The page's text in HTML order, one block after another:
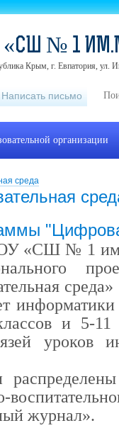
среда
«СШ № 1 им.
информатики
и 5-11
уроков
журнал».
№ 1
Крым, г. Евпатория, ул.
Написать письмо
организации